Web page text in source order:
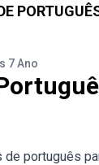
7 Ano
português